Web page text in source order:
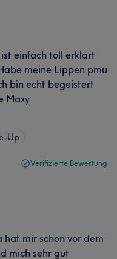
einfach toll erklärt
meine Lippen pmu
bin echt begeistert
Maxy
Up
Verifizierte Bewertung
mir schon vor dem
mich sehr gut